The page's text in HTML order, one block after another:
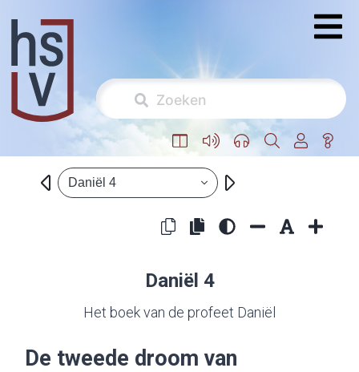
Daniël 4
Daniël 4
Het boek van de profeet Daniël
De tweede droom van